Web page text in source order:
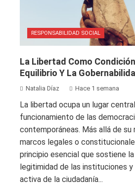
RESPONSABILIDAD SOCIAL
La Libertad Como
Equilibrio Y La
Natalia Díaz Hace 1 semana
La libertad ocupa un lugar
funcionamiento de las
contemporáneas. Más allá de
marcos legales o
principio esencial que sostiene
legitimidad de las instituciones
activa de la ciudadanía...